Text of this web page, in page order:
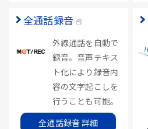
全通話録音
外線通話を自動で
録音。音声テキス
ト化により録音内
容の文字起こしを
行うことも可能。
全通話録音 詳細